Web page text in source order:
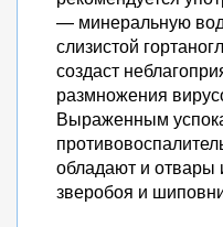
— минеральную
слизистой
создаст
размножения
Выраженным
обладают и
зверобоя и